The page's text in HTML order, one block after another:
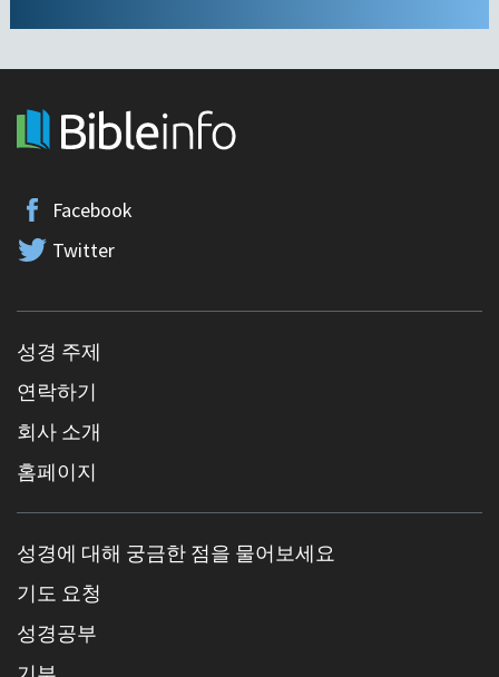
Facebook
Twitter
성경 주제
연락하기
회사 소개
홈페이지
성경에 대해 궁금한 점을 물어보세요
기도 요청
성경공부